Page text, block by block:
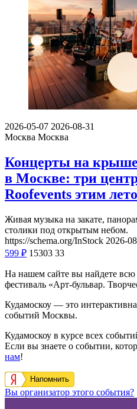
2026-05-07 2026-08-31
Москва Москва
Концерты на
в Москве: три
Roofevents этим
Живая музыка на закате,
столики под открытым небом.
https://schema.org/InStock 2026-
599 ₽ 15303 33
На нашем сайте вы найдете
фестиваль «Арт-бульвар.
Кудамоскоу — это
событий Москвы.
Кудамоскоу в курсе всех
Если вы знаете о событии,
нам!
Напомнить
Вы организатор этого события?